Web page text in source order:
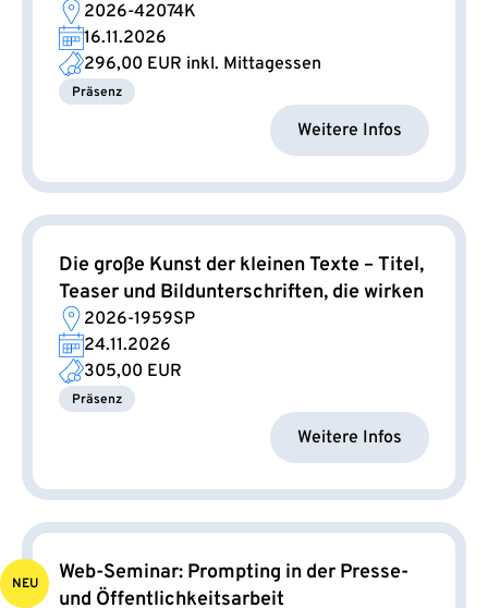
2026-42074K
16.11.2026
296,00 EUR inkl. Mittagessen
Präsenz
Weitere Infos
Die große Kunst der kleinen Texte – Titel,
Teaser und Bildunterschriften, die wirken
2026-1959SP
24.11.2026
305,00 EUR
Präsenz
Weitere Infos
Web-Seminar: Prompting in der Presse-
und Öffentlichkeitsarbeit
NEU